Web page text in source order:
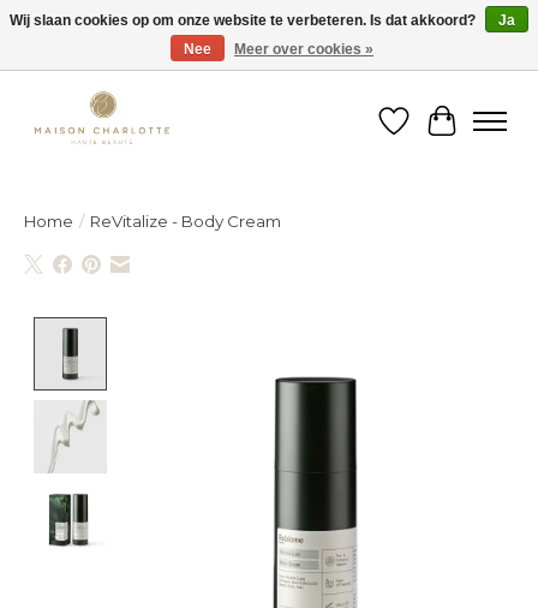
Gratis verzending binnen België vanaf €150
Verlanglijst
Home / ReVitalize - Body Cream
Wij slaan cookies op om onze website te verbeteren. Is dat akkoord?
Ja
Nee
Meer over cookies »